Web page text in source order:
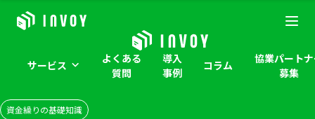
サービス
よくある
質問
導入
事例
コラム
協業パート
募集
資金繰りの基礎知識